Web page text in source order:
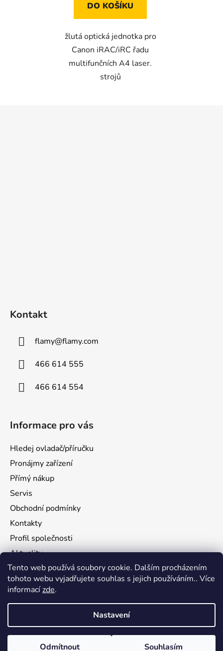
Tento web používá soubory cookie. Dalším procházením
tohoto webu vyjadřujete souhlas s jejich používáním.. Více
informacízde.
Nastavení
Odmítnout Souhlasím
DO KOŠÍKU
žlutá optická jednotka pro
Canon iRAC/iRC řadu
multifunčních A4 laser.
strojů
Kontakt
flamy@flamy.com
466 614 555
466 614 554
Informace pro vás
Hledej ovladač/příručku
Pronájmy zařízení
Přímý nákup
Servis
Obchodní podmínky
Kontakty
Profil společnosti
Aktuality
Ochrana osobních údajů
Ke stažení
Vytvořil Shoptet